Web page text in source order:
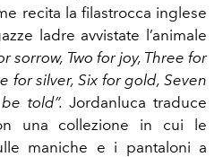
recita la filastrocca inglese
ladre avvistate l’animale
sorrow, Two for joy, Three for
for silver, Six for gold, Seven
told”. Jordanluca traduce
una collezione in cui le
maniche e i pantaloni a